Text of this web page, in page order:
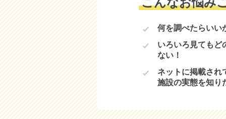
何を調べたらいい
いろいろ見てもど
ない！
ネットに掲載され
施設の実態を知り